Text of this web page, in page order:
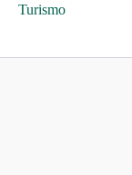
Turismo